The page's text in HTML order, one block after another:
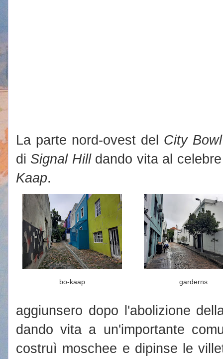
La parte nord-ovest del City Bowl
di Signal Hilldando vita al
Kaap.
bo-kaap garderns
aggiunsero dopo l'abolizione
dando vita a un'importante
costruì moschee e dipinse le